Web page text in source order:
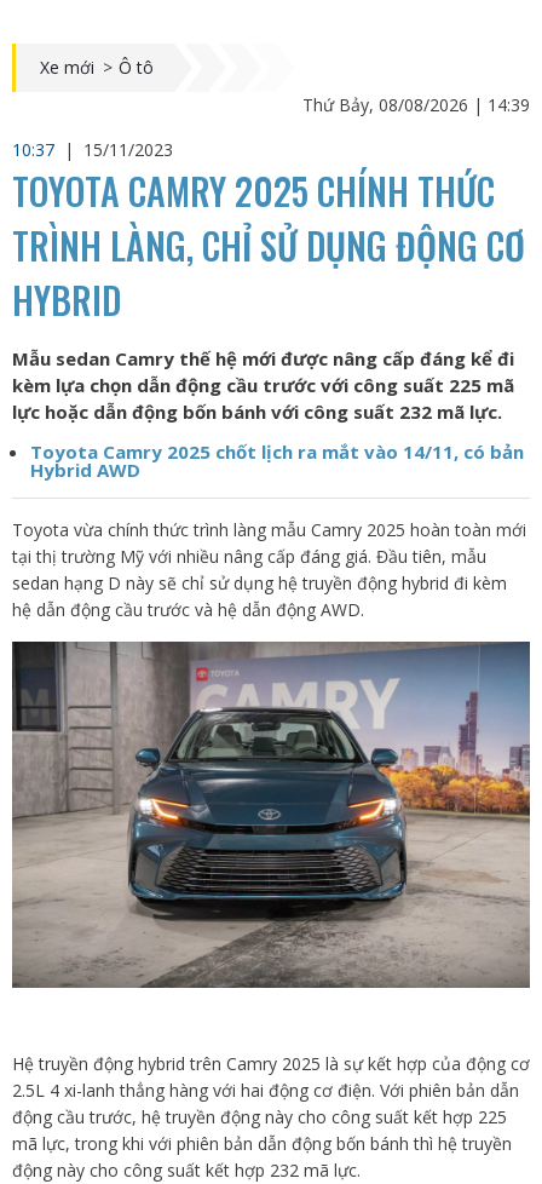
Xe mới > Ô tô
Thứ Bảy, 08/08/2026 | 14:39
10:37 | 15/11/2023
TOYOTA CAMRY 2025 CHÍNH THỨC
TRÌNH LÀNG, CHỈ SỬ DỤNG ĐỘNG CƠ
HYBRID
Mẫu sedan Camry thế hệ mới được nâng cấp đáng kể đi
kèm lựa chọn dẫn động cầu trước với công suất 225 mã
lực hoặc dẫn động bốn bánh với công suất 232 mã lực.
Toyota Camry 2025 chốt lịch ra mắt vào 14/11, có bản
Hybrid AWD
Toyota vừa chính thức trình làng mẫu Camry 2025 hoàn toàn mới
tại thị trường Mỹ với nhiều nâng cấp đáng giá. Đầu tiên, mẫu
sedan hạng D này sẽ chỉ sử dụng hệ truyền động hybrid đi kèm
hệ dẫn động cầu trước và hệ dẫn động AWD.
Hệ truyền động hybrid trên Camry 2025 là sự kết hợp của động cơ
2.5L 4 xi-lanh thẳng hàng với hai động cơ điện. Với phiên bản dẫn
động cầu trước, hệ truyền động này cho công suất kết hợp 225
mã lực, trong khi với phiên bản dẫn động bốn bánh thì hệ truyền
động này cho công suất kết hợp 232 mã lực.